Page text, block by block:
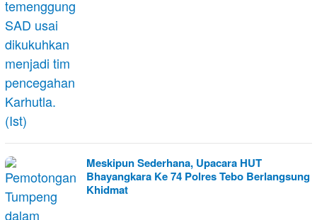
Meskipun Sederhana, Upacara HUT
Bhayangkara Ke 74 Polres Tebo Berlangsung
Khidmat